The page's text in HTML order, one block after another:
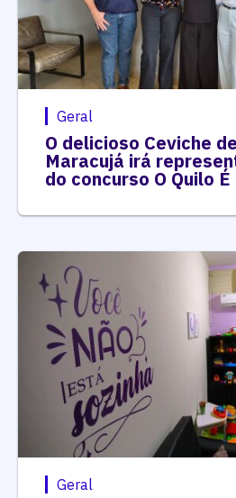
Geral
O delicioso Ceviche
Maracujá irá
do concurso O Quilo
Geral